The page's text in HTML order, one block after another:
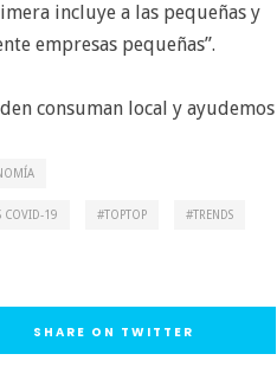
incluye a las pequeñas y
empresas pequeñas”.
consuman local y
COVID-19 TOPTOP TRENDS
SHARE ON TWITTER